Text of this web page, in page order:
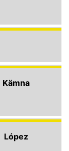
Kämna
López